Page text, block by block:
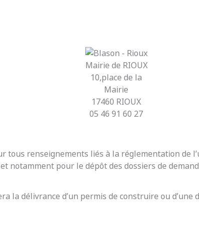
Mairie de RIOUX
10,place de la
Mairie
17460 RIOUX
05 46 91 60 27
tous renseignements liés à la réglementation de
notamment pour le dépôt des dossiers de
la délivrance d’un permis de construire ou d’une